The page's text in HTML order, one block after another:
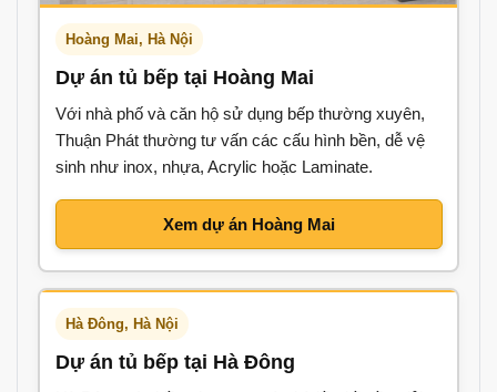
Hoàng Mai, Hà Nội
Dự án tủ bếp tại Hoàng Mai
Với nhà phố và căn hộ sử dụng bếp thường xuyên,
Thuận Phát thường tư vấn các cấu hình bền, dễ vệ
sinh như inox, nhựa, Acrylic hoặc Laminate.
Xem dự án Hoàng Mai
Hà Đông, Hà Nội
Dự án tủ bếp tại Hà Đông